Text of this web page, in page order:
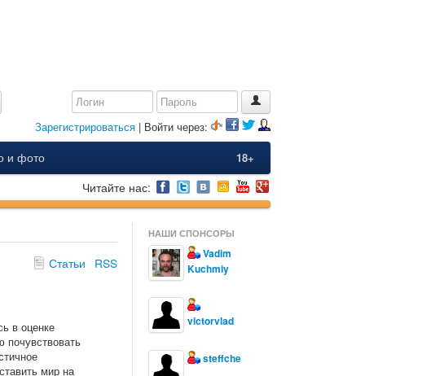
Зарегистрироваться | Войти через:
18+
и фото
Читайте нас:
Статьи
RSS
в оценке
почувствовать
мир на
НАШИ СПОНСОРЫ
Vadim
Kuchmiy
victorvlad
steffche